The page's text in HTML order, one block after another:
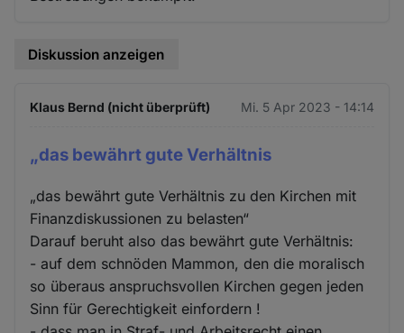
Diskussion anzeigen
Klaus Bernd (nicht überprüft) Mi. 5 Apr 2023 - 14:14
„das bewährt gute Verhältnis
„das bewährt gute Verhältnis zu den Kirchen mit
Finanzdiskussionen zu belasten“
Darauf beruht also das bewährt gute Verhältnis:
- auf dem schnöden Mammon, den die moralisch
so überaus anspruchsvollen Kirchen gegen jeden
Sinn für Gerechtigkeit einfordern !